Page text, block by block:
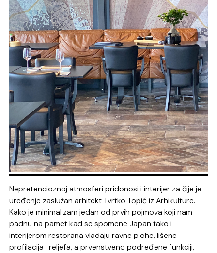
Nepretencioznoj atmosferi pridonosi i interijer za čije je
uređenje zaslužan arhitekt Tvrtko Topić iz Arhikulture.
Kako je minimalizam jedan od prvih pojmova koji nam
padnu na pamet kad se spomene Japan tako i
interijerom restorana vladaju ravne plohe, lišene
profilacija i reljefa, a prvenstveno podređene funkciji,